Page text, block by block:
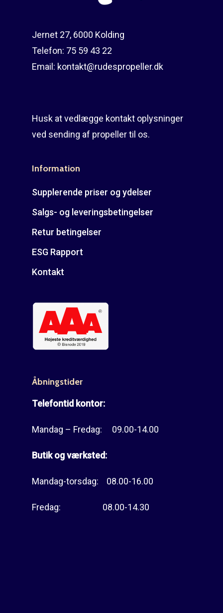
Jernet 27, 6000 Kolding
Telefon: 75 59 43 22
Email: kontakt@rudespropeller.dk
Husk at vedlægge kontakt oplysninger
ved sending af propeller til os.
Information
Supplerende priser og ydelser
Salgs- og leveringsbetingelser
Retur betingelser
ESG Rapport
Kontakt
Åbningstider
Telefontid kontor:
Mandag – Fredag: 09.00-14.00
Butik og værksted:
Mandag-torsdag: 08.00-16.00
Fredag: 08.00-14.30